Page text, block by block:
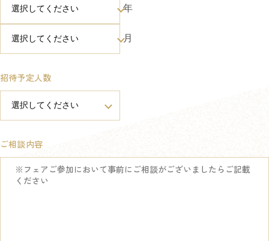
年
月
招待予定人数
ご相談内容